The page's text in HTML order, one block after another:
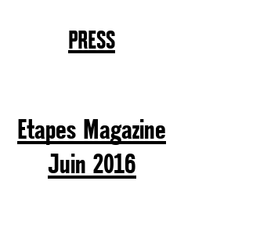
PRESS
Etapes Magazine
Juin 2016